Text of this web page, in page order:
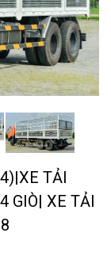
TẢI
GIÒ| XE TẢI